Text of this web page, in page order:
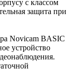
с классом
защита при
Novicam BASIC
устройство